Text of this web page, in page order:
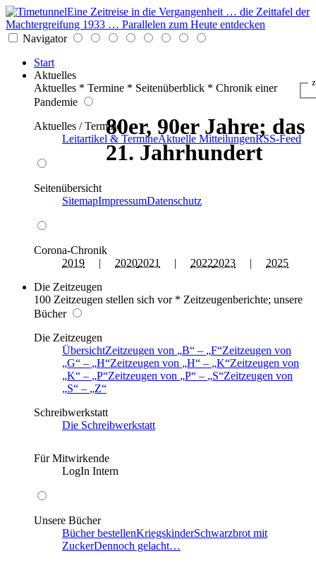
Eine Zeitreise in die Vergangenheit … die Zeittafel der
Machtergreifung 1933 … Parallelen zum Heute entdecken
Navigator
Start
Aktuelles
Aktuelles * Termine * Seitenüberblick * Chronik einer
Pandemie
Aktuelles / Termine
Leitartikel & TermineAktuelle MitteilungenRSS-Feed
Seitenübersicht
SitemapImpressumDatenschutz
Corona-Chronik
2019 | 20202021 | 20222023 | 2025
Die Zeitzeugen
100 Zeitzeugen stellen sich vor * Zeitzeugenberichte; unsere
Bücher
Die Zeitzeugen
ÜbersichtZeitzeugen von B – F Zeitzeugen von
G
– H Zeitzeugen von H – K Zeitzeugen von
K
– P Zeitzeugen von P – S Zeitzeugen von
S
–
Z
Schreibwerkstatt
Die Schreibwerkstatt
Für Mitwirkende
LogIn Intern
Unsere Bücher
Bücher bestellenKriegskinderSchwarzbrot mit
ZuckerDennoch gelacht…
80er, 90er Jahre; das
21. Jahrhundert